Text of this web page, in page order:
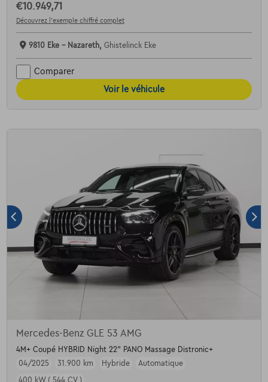
€10.949,71
Découvrez l’exemple chiffré complet
9810 Eke - Nazareth, Ghistelinck Eke
Comparer
Voir le véhicule
Mercedes-Benz GLE 53 AMG
4M+ Coupé HYBRID Night 22" PANO Massage Distronic+
04/2025
31.900 km Hybride
Automatique
400 kW ( 544 CV )